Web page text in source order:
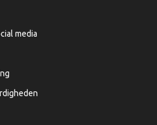
media